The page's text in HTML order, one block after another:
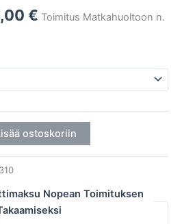
€ Toimitus Matkahuoltoon n.
ostoskoriin
Nopean Toimituksen